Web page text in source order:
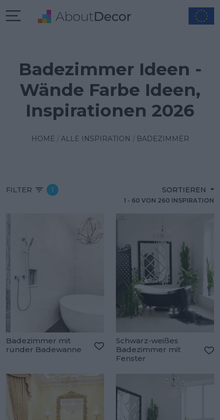
Badezimmer Ideen -
Wände Farbe Ideen,
Inspirationen 2026
HOME ALLE INSPIRATION BADEZIMMER
FILTER 1 SORTIEREN
1 - 60 VON 260 INSPIRATION
Badezimmer mit
runder Badewanne
Zu den Favoriten hinzufügen
Schwarz-weißes
Badezimmer mit
Fenster